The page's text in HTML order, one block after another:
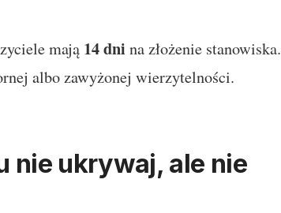
mają 14 dni na złożenie stanowiska.
albo zawyżonej wierzytelności.
nie ukrywaj, ale nie